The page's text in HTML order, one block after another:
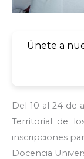
Únete a
Del 10 al 24 de
Territorial de
inscripciones
Docencia